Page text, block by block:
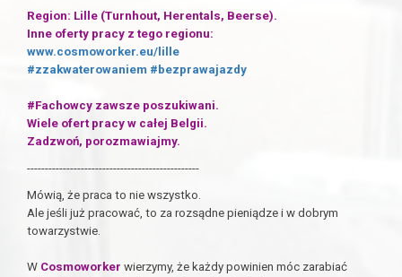
Region: Lille (Turnhout, Herentals, Beerse).
Inne oferty pracy z tego regionu:
www.cosmoworker.eu/lille
#zzakwaterowaniem #bezprawajazdy
#Fachowcy zawsze poszukiwani.
Wiele ofert pracy w całej Belgii.
Zadzwoń, porozmawiajmy.
------------------------------------------------
Mówią, że praca to nie wszystko.
Ale jeśli już pracować, to za rozsądne pieniądze i w dobrym
towarzystwie.
W Cosmoworker wierzymy, że każdy powinien móc zarabiać